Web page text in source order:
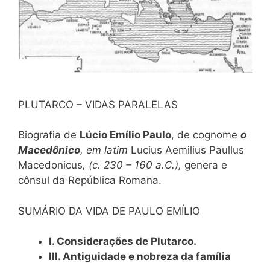
PLUTARCO – VIDAS PARALELAS
Biografia de Lúcio Emílio Paulo, de cognome o
Macedônico, em latim Lucius Aemilius Paullus
Macedonicus, (c. 230 – 160 a.C.), genera e
cônsul da República Romana.
SUMÁRIO DA VIDA DE PAULO EMÍLIO
I. Considerações de Plutarco.
III. Antiguidade e nobreza da família